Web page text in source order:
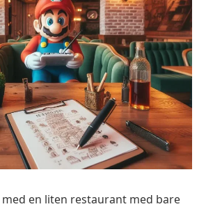
en liten restaurant med bare